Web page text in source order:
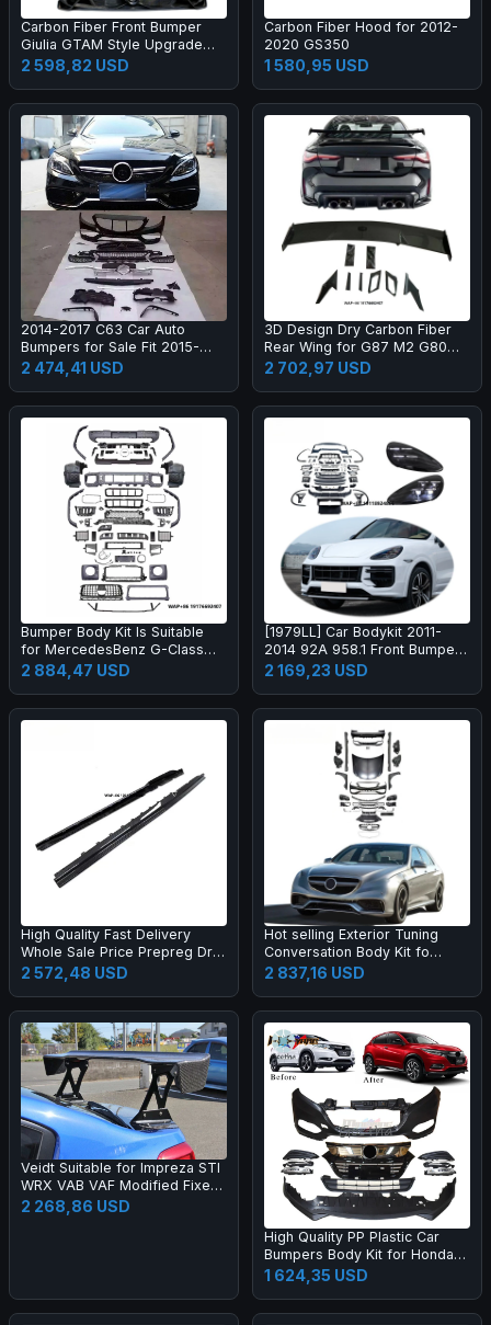
Carbon Fiber Front Bumper
Giulia GTAM Style Upgrade
Black Color One Year Warranty
2 598,82 USD
Carbon Fiber Hood for 2012-
2020 GS350
1 580,95 USD
2014-2017 C63 Car Auto
Bumpers for Sale Fit 2015-
2017 New C Class W205 C180
C200l C260l
2 474,41 USD
3D Design Dry Carbon Fiber
Rear Wing for G87 M2 G80
M3 G82 M4 Dry Carbon Fiber
Rear Spoiler High Quality
2 702,97 USD
Bumper Body Kit Is Suitable
for MercedesBenz G-Class
W464 to W465 G63 OLD to
2 884,47 USD
[1979LL] Car Bodykit 2011-
2014 92A 958.1 Front Bumper
Upgrade to 2024 2025 Turbo
GT Style Body Kit for Cayenne
2 169,23 USD
High Quality Fast Delivery
Whole Sale Price Prepreg Dry
Carbon Fiber Performance
Side Skirts for R8 2019-2023
2 572,48 USD
Hot selling Exterior Tuning
Conversation Body Kit fo
2009-2012 Auto Parts Car
2 837,16 USD
Veidt Suitable for Impreza STI
WRX VAB VAF Modified Fixed
Wing EUR Model Carbon Fiber
GT Large Spoiler
2 268,86 USD
High Quality PP Plastic Car
Bumpers Body Kit for Honda
2015 HRV Vezel Upgrade 20
1 624,35 USD